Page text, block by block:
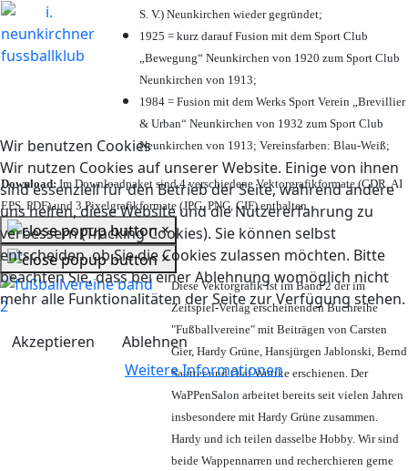
Wir benutzen Cookies
Wir nutzen Cookies auf unserer Website. Einige von ihnen
sind essenziell für den Betrieb der Seite, während andere
uns helfen, diese Website und die Nutzererfahrung zu
verbessern (Tracking Cookies). Sie können selbst
entscheiden, ob Sie die Cookies zulassen möchten. Bitte
beachten Sie, dass bei einer Ablehnung womöglich nicht
mehr alle Funktionalitäten der Seite zur Verfügung stehen.
Akzeptieren
Ablehnen
Weitere Informationen
S. V.) Neunkirchen wieder gegründet;
1925 = kurz darauf Fusion mit dem Sport Club
„Bewegung“ Neunkirchen von 1920 zum Sport Club
Neunkirchen von 1913;
1984 = Fusion mit dem Werks Sport Verein „Brevillier
& Urban“ Neunkirchen von 1932 zum Sport Club
Neunkirchen von 1913; Vereinsfarben: Blau-Weiß;
Download: Im Downloadpaket sind 4 verschiedene Vektorgrafikformate (CDR, AI
EPS, PDF) und 3 Pixelgrafikformate (JPG, PNG, GIF) enthalten.
×
×
Diese Vektorgrafik ist im Band 2 der im
Zeitspiel-Verlag erscheinenden Buchreihe
"Fußballvereine" mit Beiträgen von Carsten
Gier, Hardy Grüne, Hansjürgen Jablonski, Bernd
Sautter und Olaf Wuttke erschienen. Der
WaPPenSalon arbeitet bereits seit vielen Jahren
insbesondere mit Hardy Grüne zusammen.
Hardy und ich teilen dasselbe Hobby. Wir sind
beide Wappennarren und recherchieren gerne